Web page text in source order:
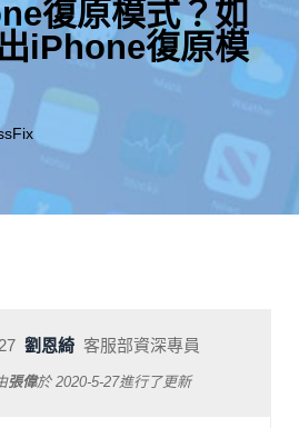
購買
聯絡我們
支援中心
關於我們
復原模式？如
iPhone復原模
劉恩綺 客服部資深專員
張偉於2020-5-27進行了更新